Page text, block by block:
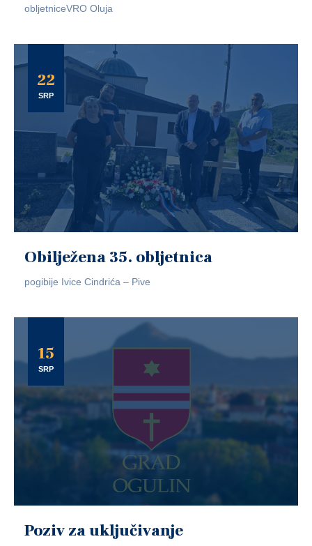
obljetniceVRO Oluja
22
SRP
Obilježena 35. obljetnica
pogibije Ivice Cindrića – Pive
15
SRP
Poziv za uključivanje